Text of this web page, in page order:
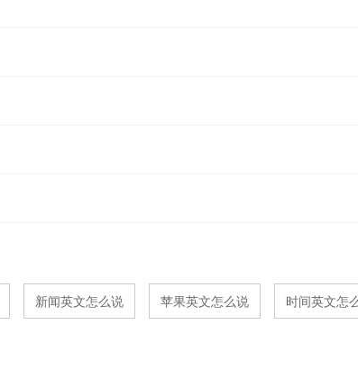
新闻英文怎么说 苹果英文怎么说 时间英文怎